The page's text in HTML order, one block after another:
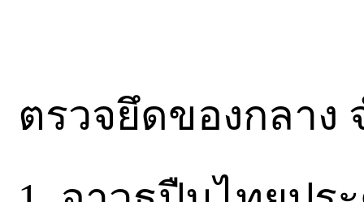
ตรวจยึดของกลาง